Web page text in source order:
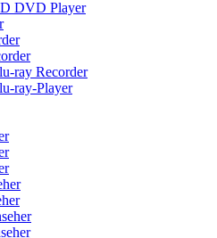
DVD Player
ray Recorder
ray-Player